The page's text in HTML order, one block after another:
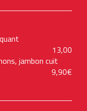
13,00
jambon cuit
9,90€